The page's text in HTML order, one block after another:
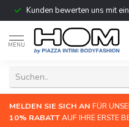
Kunden bewerten uns mit
MENU
MELDEN SIE SICH AN FÜR
10% RABATTAUF IHRE ERSTE